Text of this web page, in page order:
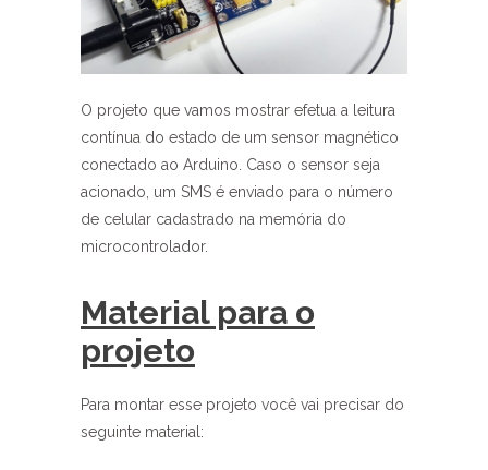
O projeto que vamos mostrar efetua a leitura
contínua do estado de um sensor magnético
conectado ao Arduino. Caso o sensor seja
acionado, um SMS é enviado para o número
de celular cadastrado na memória do
microcontrolador.
Material para o
projeto
Para montar esse projeto você vai precisar do
seguinte material: